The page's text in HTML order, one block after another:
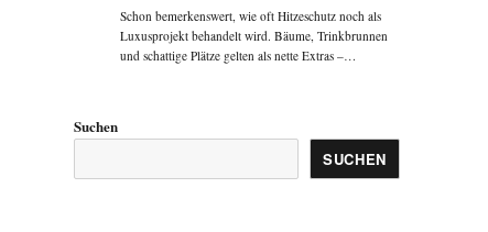
Schon bemerkenswert, wie oft Hitzeschutz noch als
Luxusprojekt behandelt wird. Bäume, Trinkbrunnen
und schattige Plätze gelten als nette Extras –…
Suchen
SUCHEN